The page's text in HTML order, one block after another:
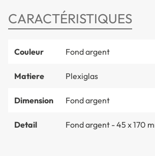
CARACTÉRISTIQUES
Couleur Fond argent
Matiere Plexiglas
Dimension Fond argent
Detail Fond argent - 45 x 170